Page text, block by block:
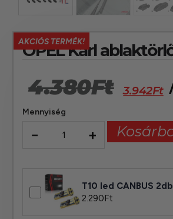
AKCIÓS TERMÉK!
OPEL Karl
4.380Ft 3.942Ft
Mennyiség
− +
T10 led CANBUS 2db
2.290Ft